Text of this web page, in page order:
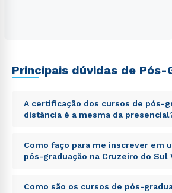
Principais dúvidas de Pós-
A certificação dos cursos de pós-
distância é a mesma da
Sed ut perspiciatis unde omnis iste
voluptatem accusantium
totam rem aperiam, eaque ipsa
explicabo. Nemo enim ipsam
Como faço para me inscrever em
pós-graduação na Cruzeiro do Sul
Sed ut perspiciatis unde omnis iste
Como são os cursos de pós-